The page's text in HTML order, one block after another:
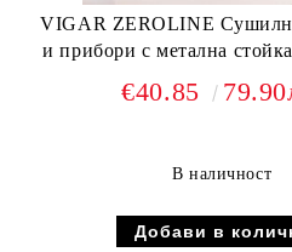
VIGAR ZEROLINE
и прибори с метална
€40.85
В наличност